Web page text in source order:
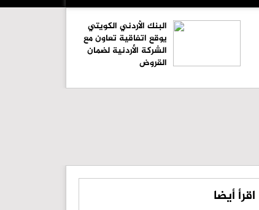
البنك الأردني الكويتي
يوقع اتفاقية تعاون مع
الشركة الأردنية لضمان
القروض
اقرأ أيضا